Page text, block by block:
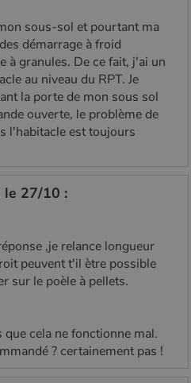
sous-sol et pourtant ma
démarrage à froid
à granules. De ce fait, j'ai un
au niveau du RPT. Je
la porte de mon sous sol
ouverte, le problème de
l'habitacle est toujours
le 27/10 :
,je relance longueur
peuvent t'il ètre possible
sur le poèle à pellets.
cela ne fonctionne mal.
? certainement pas !